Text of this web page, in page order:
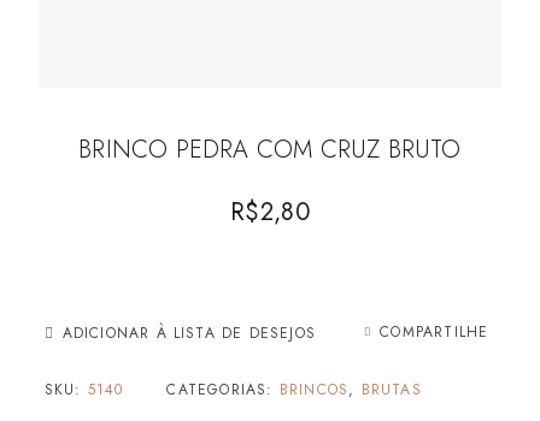
BRINCO PEDRA COM CRUZ BRUTO
R$2,80
ADICIONAR À LISTA DE DESEJOS COMPARTILHE
SKU: 5140 CATEGORIAS: BRINCOS, BRUTAS